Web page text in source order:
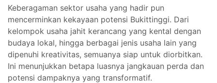
Keberagaman sektor usaha yang hadir pun
mencerminkan kekayaan potensi Bukittinggi. Dari
kelompok usaha jahit kerancang yang kental dengan
budaya lokal, hingga berbagai jenis usaha lain yang
dipenuhi kreativitas, semuanya siap untuk diorbitkan.
Ini menunjukkan betapa luasnya jangkauan perda dan
potensi dampaknya yang transformatif.